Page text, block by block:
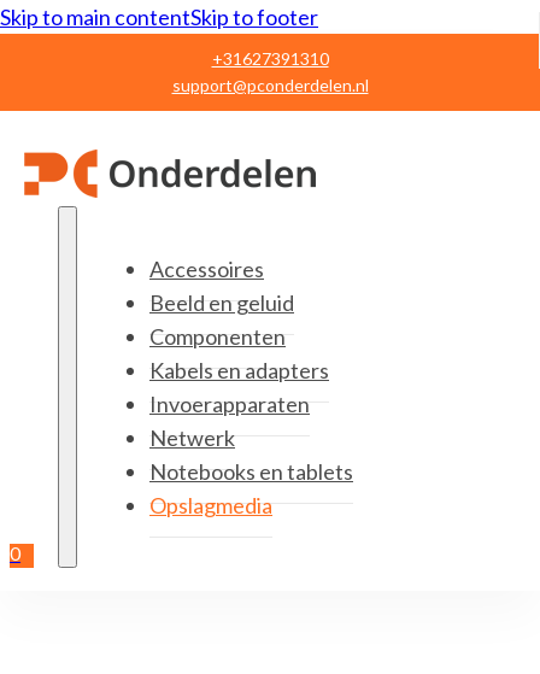
Skip to main contentSkip to footer
+31627391310
support@pconderdelen.nl
0
Accessoires
Beeld en geluid
Componenten
Kabels en adapters
Invoerapparaten
Netwerk
Notebooks en tablets
Opslagmedia